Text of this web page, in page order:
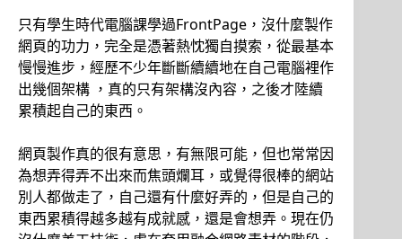
只有學生時代電腦課學過FrontPage，沒什麼製作
網頁的功力，完全是憑著熱忱獨自摸索，從最基本
慢慢進步，經歷不少年斷斷續續地在自己電腦裡作
出幾個架構 ，真的只有架構沒內容，之後才陸續
累積起自己的東西。
網頁製作真的很有意思，有無限可能，但也常常因
為想弄得弄不出來而焦頭爛耳，或覺得很棒的網站
別人都做走了，自己還有什麼好弄的，但是自己的
東西累積得越多越有成就感，還是會想弄。現在仍